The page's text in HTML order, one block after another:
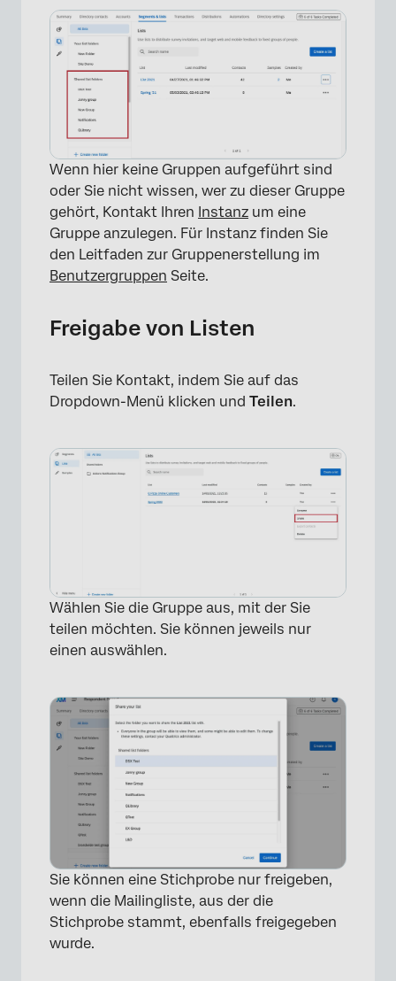
×
Wenn hier keine Gruppen aufgeführt sind
oder Sie nicht wissen, wer zu dieser Gruppe
gehört, Kontakt Ihren Instanz um eine
Gruppe anzulegen. Für Instanz finden Sie
den Leitfaden zur Gruppenerstellung im
Benutzergruppen Seite.
Freigabe von Listen
Teilen Sie Kontakt, indem Sie auf das
Dropdown-Menü klicken und Teilen.
Wählen Sie die Gruppe aus, mit der Sie
teilen möchten. Sie können jeweils nur
einen auswählen.
Sie können eine Stichprobe nur freigeben,
wenn die Mailingliste, aus der die
Stichprobe stammt, ebenfalls freigegeben
wurde.